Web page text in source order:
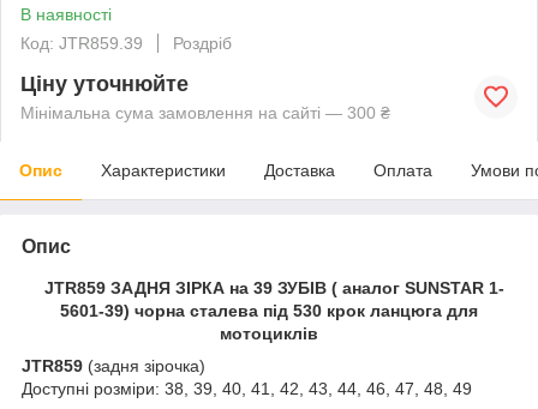
В наявності
Код: JTR859.39
Роздріб
Ціну уточнюйте
Мінімальна сума замовлення на сайті — 300 ₴
Опис Характеристики Доставка Оплата Умови
Опис
JTR859 ЗАДНЯ ЗІРКА на 39 ЗУБІВ ( аналог SUNSTAR 1-
5601-39) чорна сталева під 530 крок ланцюга для
мотоциклів
JTR859 (задня зірочка)
Доступні розміри: 38, 39, 40, 41, 42, 43, 44, 46, 47, 48, 49